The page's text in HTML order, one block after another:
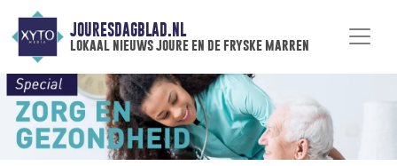
JOURESDAGBLAD.NL
lokaal nieuws joure en de fryske marren